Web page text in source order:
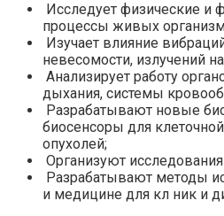
Исследует физические и
процессы живых
Изучает влияние
невесомости, излучений
Анализирует работу
дыхания, системы
Разрабатывают новые
биосенсоры для
опухолей;
Организуют
Разрабатывают методы
и медицине для кл ник и